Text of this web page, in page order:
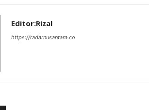
Editor:Rizal
https://radarnusantara.co